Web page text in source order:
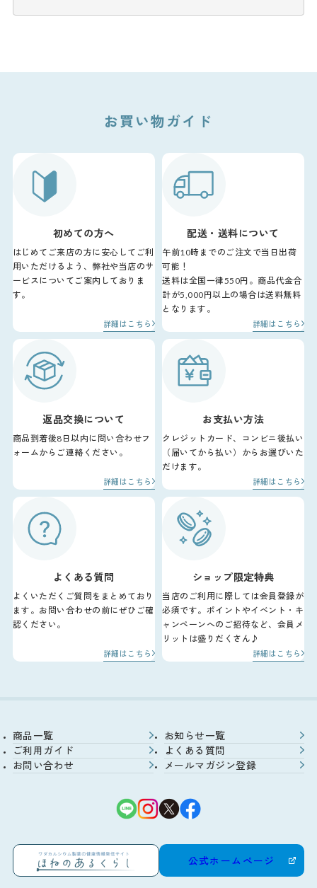
お買い物ガイド
初めての方へ
はじめてご来店の方に安心してご利
用いただけるよう、弊社や当店のサ
ービスについてご案内しておりま
す。
詳細はこちら
配送・送料について
午前10時までのご注文で当日出荷
可能！
送料は全国一律550円。商品代金合
計が5,000円以上の場合は送料無料
となります。
詳細はこちら
返品交換について
商品到着後8日以内に問い合わせフ
ォームからご連絡ください。
詳細はこちら
お支払い方法
クレジットカード、コンビニ後払い
（届いてから払い）からお選びいた
だけます。
詳細はこちら
よくある質問
よくいただくご質問をまとめており
ます。お問い合わせの前にぜひご確
認ください。
詳細はこちら
ショップ限定特典
当店のご利用に際しては会員登録が
必須です。ポイントやイベント・キ
ャンペーンへのご招待など、会員メ
リットは盛りだくさん♪
詳細はこちら
商品一覧
お知らせ一覧
ご利用ガイド
よくある質問
お問い合わせ
メールマガジン登録
公式ホームページ